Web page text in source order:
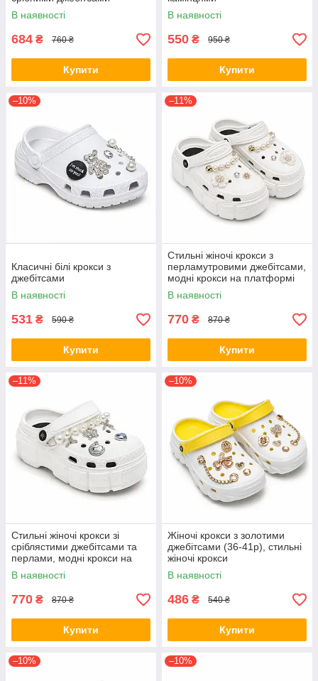
В наявності
684 ₴ 760 ₴
Купити
В наявності
550 ₴ 950 ₴
Купити
–10%
Класичні білі крокси з
джебітсами
В наявності
531 ₴ 590 ₴
Купити
–11%
Стильні жіночі крокси з
перламутровими джебітсами,
модні крокси на платформі
В наявності
770 ₴ 870 ₴
Купити
–11%
Стильні жіночі крокси зі
сріблястими джебітсами та
перлами, модні крокси на
платформі
В наявності
770 ₴ 870 ₴
Купити
–10%
Жіночі крокси з золотими
джебітсами (36-41р), стильні
жіночі крокси
В наявності
486 ₴ 540 ₴
Купити
–10% –10%